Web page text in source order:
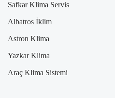
Safkar Klima Servis
Albatros İklim
Astron Klima
Yazkar Klima
Araç Klima Sistemi